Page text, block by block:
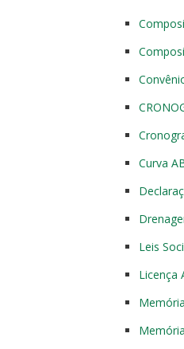
Curva
Leis
Licença